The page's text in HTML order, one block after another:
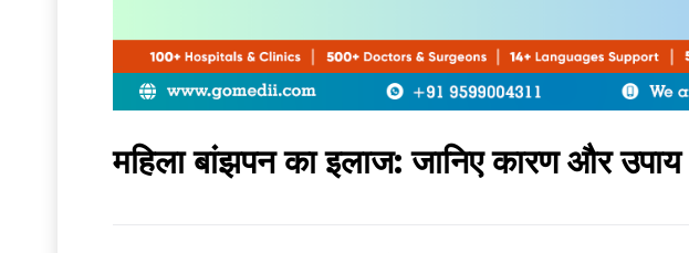
महिला बांझपन का इलाज: जानिए कारण और उपाय